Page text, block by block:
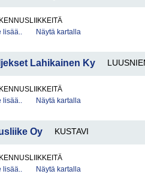
lisää..
Näytä kartalla
Lahikainen Ky
lisää..
Näytä kartalla
Oy KUSTAVI
lisää..
Näytä kartalla